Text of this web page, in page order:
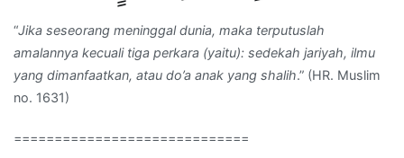
“Jika seseorang meninggal dunia, maka terputuslah
amalannya kecuali tiga perkara (yaitu): sedekah jariyah, ilmu
yang dimanfaatkan, atau do’a anak yang shalih.” (HR. Muslim
no. 1631)
=============================